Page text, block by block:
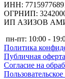
ИНН:
ОГРНИП:
ИП АЗИЗОВ
пн-пт: 10:00 -
Политика
Публичная оферта
Согласие на